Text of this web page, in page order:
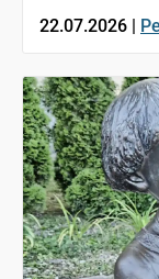
22.07.2026 |